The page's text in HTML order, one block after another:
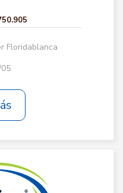
Floridablanca